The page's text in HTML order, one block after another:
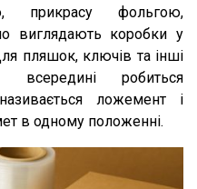
прикрасу фольгою,
виглядають коробки у
пляшок, ключів та інші
всередині робиться
ложемент і
в одному положенні.